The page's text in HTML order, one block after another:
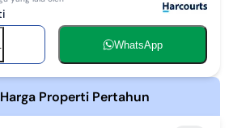
WhatsApp
Properti Pertahun